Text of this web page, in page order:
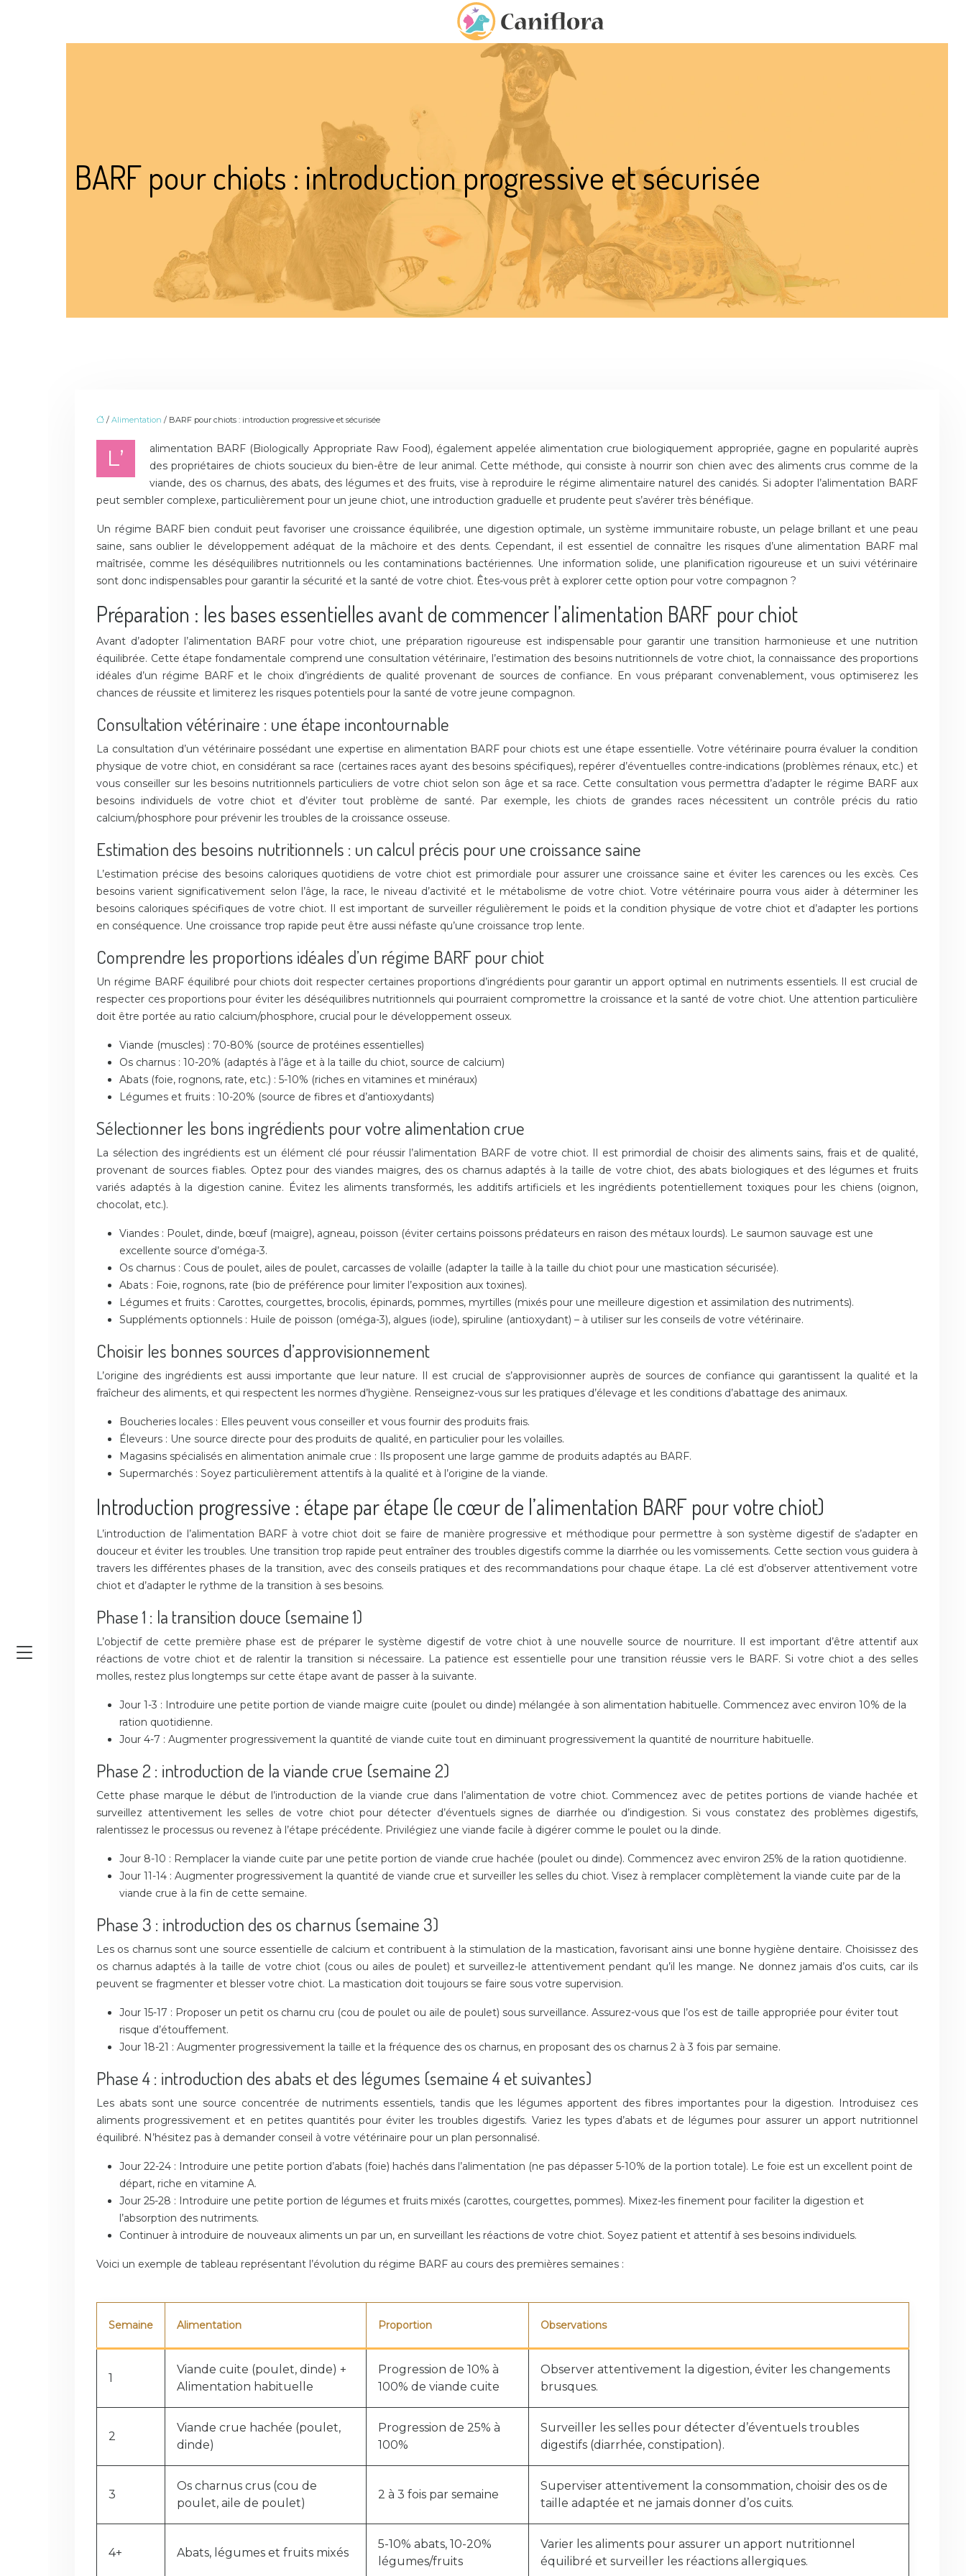
BARF pour chiots : introduction progressive et sécurisée
/Alimentation / BARF pour chiots : introduction progressive et sécurisée
L’
alimentation BARF (Biologically Appropriate Raw Food), également appelée alimentation crue biologiquement appropriée, gagne en popularité auprès
des propriétaires de chiots soucieux du bien-être de leur animal. Cette méthode, qui consiste à nourrir son chien avec des aliments crus comme de la
viande, des os charnus, des abats, des légumes et des fruits, vise à reproduire le régime alimentaire naturel des canidés. Si adopter l’alimentation BARF
peut sembler complexe, particulièrement pour un jeune chiot, une introduction graduelle et prudente peut s’avérer très bénéfique.
Un régime BARF bien conduit peut favoriser une croissance équilibrée, une digestion optimale, un système immunitaire robuste, un pelage brillant et une peau
saine, sans oublier le développement adéquat de la mâchoire et des dents. Cependant, il est essentiel de connaître les risques d’une alimentation BARF mal
maîtrisée, comme les déséquilibres nutritionnels ou les contaminations bactériennes. Une information solide, une planification rigoureuse et un suivi vétérinaire
sont donc indispensables pour garantir la sécurité et la santé de votre chiot. Êtes-vous prêt à explorer cette option pour votre compagnon ?
Préparation : les bases essentielles avant de commencer l’alimentation BARF pour chiot
Avant d’adopter l’alimentation BARF pour votre chiot, une préparation rigoureuse est indispensable pour garantir une transition harmonieuse et une nutrition
équilibrée. Cette étape fondamentale comprend une consultation vétérinaire, l’estimation des besoins nutritionnels de votre chiot, la connaissance des proportions
idéales d’un régime BARF et le choix d’ingrédients de qualité provenant de sources de confiance. En vous préparant convenablement, vous optimiserez les
chances de réussite et limiterez les risques potentiels pour la santé de votre jeune compagnon.
Consultation vétérinaire : une étape incontournable
La consultation d’un vétérinaire possédant une expertise en alimentation BARF pour chiots est une étape essentielle. Votre vétérinaire pourra évaluer la condition
physique de votre chiot, en considérant sa race (certaines races ayant des besoins spécifiques), repérer d’éventuelles contre-indications (problèmes rénaux, etc.) et
vous conseiller sur les besoins nutritionnels particuliers de votre chiot selon son âge et sa race. Cette consultation vous permettra d’adapter le régime BARF aux
besoins individuels de votre chiot et d’éviter tout problème de santé. Par exemple, les chiots de grandes races nécessitent un contrôle précis du ratio
calcium/phosphore pour prévenir les troubles de la croissance osseuse.
Estimation des besoins nutritionnels : un calcul précis pour une croissance saine
L’estimation précise des besoins caloriques quotidiens de votre chiot est primordiale pour assurer une croissance saine et éviter les carences ou les excès. Ces
besoins varient significativement selon l’âge, la race, le niveau d’activité et le métabolisme de votre chiot. Votre vétérinaire pourra vous aider à déterminer les
besoins caloriques spécifiques de votre chiot. Il est important de surveiller régulièrement le poids et la condition physique de votre chiot et d’adapter les portions
en conséquence. Une croissance trop rapide peut être aussi néfaste qu’une croissance trop lente.
Comprendre les proportions idéales d’un régime BARF pour chiot
Un régime BARF équilibré pour chiots doit respecter certaines proportions d’ingrédients pour garantir un apport optimal en nutriments essentiels. Il est crucial de
respecter ces proportions pour éviter les déséquilibres nutritionnels qui pourraient compromettre la croissance et la santé de votre chiot. Une attention particulière
doit être portée au ratio calcium/phosphore, crucial pour le développement osseux.
Viande (muscles) : 70-80% (source de protéines essentielles)
Os charnus : 10-20% (adaptés à l’âge et à la taille du chiot, source de calcium)
Abats (foie, rognons, rate, etc.) : 5-10% (riches en vitamines et minéraux)
Légumes et fruits : 10-20% (source de fibres et d’antioxydants)
Sélectionner les bons ingrédients pour votre alimentation crue
La sélection des ingrédients est un élément clé pour réussir l’alimentation BARF de votre chiot. Il est primordial de choisir des aliments sains, frais et de qualité,
provenant de sources fiables. Optez pour des viandes maigres, des os charnus adaptés à la taille de votre chiot, des abats biologiques et des légumes et fruits
variés adaptés à la digestion canine. Évitez les aliments transformés, les additifs artificiels et les ingrédients potentiellement toxiques pour les chiens (oignon,
chocolat, etc.).
Viandes : Poulet, dinde, bœuf (maigre), agneau, poisson (éviter certains poissons prédateurs en raison des métaux lourds). Le saumon sauvage est une
excellente source d’oméga-3.
Os charnus : Cous de poulet, ailes de poulet, carcasses de volaille (adapter la taille à la taille du chiot pour une mastication sécurisée).
Abats : Foie, rognons, rate (bio de préférence pour limiter l’exposition aux toxines).
Légumes et fruits : Carottes, courgettes, brocolis, épinards, pommes, myrtilles (mixés pour une meilleure digestion et assimilation des nutriments).
Suppléments optionnels : Huile de poisson (oméga-3), algues (iode), spiruline (antioxydant) – à utiliser sur les conseils de votre vétérinaire.
Choisir les bonnes sources d’approvisionnement
L’origine des ingrédients est aussi importante que leur nature. Il est crucial de s’approvisionner auprès de sources de confiance qui garantissent la qualité et la
fraîcheur des aliments, et qui respectent les normes d’hygiène. Renseignez-vous sur les pratiques d’élevage et les conditions d’abattage des animaux.
Boucheries locales : Elles peuvent vous conseiller et vous fournir des produits frais.
Éleveurs : Une source directe pour des produits de qualité, en particulier pour les volailles.
Magasins spécialisés en alimentation animale crue : Ils proposent une large gamme de produits adaptés au BARF.
Supermarchés : Soyez particulièrement attentifs à la qualité et à l’origine de la viande.
Introduction progressive : étape par étape (le cœur de l’alimentation BARF pour votre chiot)
L’introduction de l’alimentation BARF à votre chiot doit se faire de manière progressive et méthodique pour permettre à son système digestif de s’adapter en
douceur et éviter les troubles. Une transition trop rapide peut entraîner des troubles digestifs comme la diarrhée ou les vomissements. Cette section vous guidera à
travers les différentes phases de la transition, avec des conseils pratiques et des recommandations pour chaque étape. La clé est d’observer attentivement votre
chiot et d’adapter le rythme de la transition à ses besoins.
Phase 1 : la transition douce (semaine 1)
L’objectif de cette première phase est de préparer le système digestif de votre chiot à une nouvelle source de nourriture. Il est important d’être attentif aux
réactions de votre chiot et de ralentir la transition si nécessaire. La patience est essentielle pour une transition réussie vers le BARF. Si votre chiot a des selles
molles, restez plus longtemps sur cette étape avant de passer à la suivante.
Jour 1-3 : Introduire une petite portion de viande maigre cuite (poulet ou dinde) mélangée à son alimentation habituelle. Commencez avec environ 10% de la
ration quotidienne.
Jour 4-7 : Augmenter progressivement la quantité de viande cuite tout en diminuant progressivement la quantité de nourriture habituelle.
Phase 2 : introduction de la viande crue (semaine 2)
Cette phase marque le début de l’introduction de la viande crue dans l’alimentation de votre chiot. Commencez avec de petites portions de viande hachée et
surveillez attentivement les selles de votre chiot pour détecter d’éventuels signes de diarrhée ou d’indigestion. Si vous constatez des problèmes digestifs,
ralentissez le processus ou revenez à l’étape précédente. Privilégiez une viande facile à digérer comme le poulet ou la dinde.
Jour 8-10 : Remplacer la viande cuite par une petite portion de viande crue hachée (poulet ou dinde). Commencez avec environ 25% de la ration quotidienne.
Jour 11-14 : Augmenter progressivement la quantité de viande crue et surveiller les selles du chiot. Visez à remplacer complètement la viande cuite par de la
viande crue à la fin de cette semaine.
Phase 3 : introduction des os charnus (semaine 3)
Les os charnus sont une source essentielle de calcium et contribuent à la stimulation de la mastication, favorisant ainsi une bonne hygiène dentaire. Choisissez des
os charnus adaptés à la taille de votre chiot (cous ou ailes de poulet) et surveillez-le attentivement pendant qu’il les mange. Ne donnez jamais d’os cuits, car ils
peuvent se fragmenter et blesser votre chiot. La mastication doit toujours se faire sous votre supervision.
Jour 15-17 : Proposer un petit os charnu cru (cou de poulet ou aile de poulet) sous surveillance. Assurez-vous que l’os est de taille appropriée pour éviter tout
risque d’étouffement.
Jour 18-21 : Augmenter progressivement la taille et la fréquence des os charnus, en proposant des os charnus 2 à 3 fois par semaine.
Phase 4 : introduction des abats et des légumes (semaine 4 et suivantes)
Les abats sont une source concentrée de nutriments essentiels, tandis que les légumes apportent des fibres importantes pour la digestion. Introduisez ces
aliments progressivement et en petites quantités pour éviter les troubles digestifs. Variez les types d’abats et de légumes pour assurer un apport nutritionnel
équilibré. N’hésitez pas à demander conseil à votre vétérinaire pour un plan personnalisé.
Jour 22-24 : Introduire une petite portion d’abats (foie) hachés dans l’alimentation (ne pas dépasser 5-10% de la portion totale). Le foie est un excellent point de
départ, riche en vitamine A.
Jour 25-28 : Introduire une petite portion de légumes et fruits mixés (carottes, courgettes, pommes). Mixez-les finement pour faciliter la digestion et
l’absorption des nutriments.
Continuer à introduire de nouveaux aliments un par un, en surveillant les réactions de votre chiot. Soyez patient et attentif à ses besoins individuels.
Voici un exemple de tableau représentant l’évolution du régime BARF au cours des premières semaines :
Semaine Alimentation Proportion Observations
1
Viande cuite (poulet, dinde) +
Alimentation habituelle
Progression de 10% à
100% de viande cuite
Observer attentivement la digestion, éviter les changements
brusques.
2
Viande crue hachée (poulet,
dinde)
Progression de 25% à
100%
Surveiller les selles pour détecter d’éventuels troubles
digestifs (diarrhée, constipation).
3
Os charnus crus (cou de
poulet, aile de poulet)
2 à 3 fois par semaine
Superviser attentivement la consommation, choisir des os de
taille adaptée et ne jamais donner d’os cuits.
4+ Abats, légumes et fruits mixés
5-10% abats, 10-20%
légumes/fruits
Varier les aliments pour assurer un apport nutritionnel
équilibré et surveiller les réactions allergiques.